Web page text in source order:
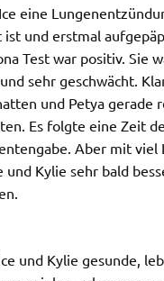
eine
ist und erstmal
Test war positiv. Sie
sehr geschwächt.
und Petya gerade
Es folgte eine Zeit
Aber mit viel
und Kylie sehr bald
und Kylie gesunde,